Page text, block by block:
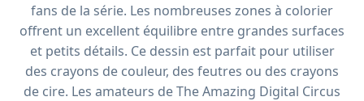
fans de la série. Les nombreuses zones à colorier
offrent un excellent équilibre entre grandes surfaces
et petits détails. Ce dessin est parfait pour utiliser
des crayons de couleur, des feutres ou des crayons
de cire. Les amateurs de The Amazing Digital Circus